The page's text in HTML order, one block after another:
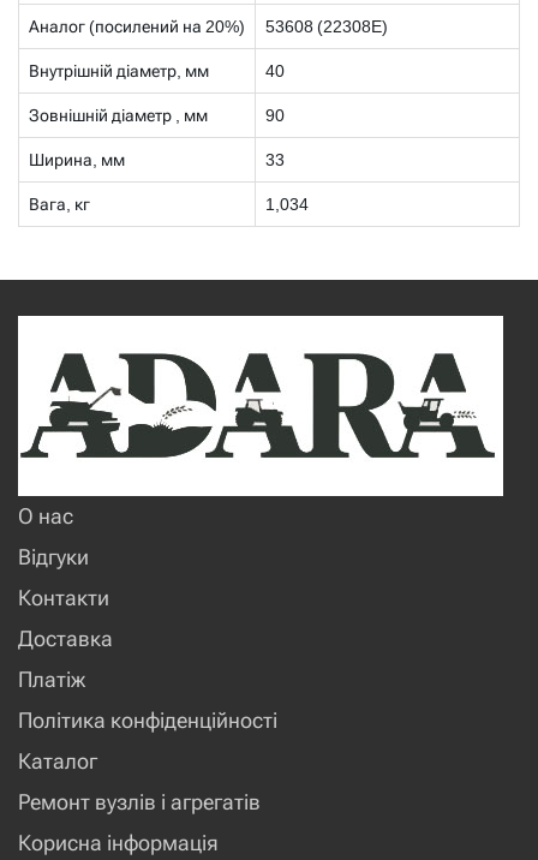
Аналог (посилений на 20%) 53608 (22308E)
Внутрішній діаметр, мм 40
Зовнішній діаметр , мм 90
Ширина, мм 33
Вага, кг 1,034
О нас
Відгуки
Контакти
Доставка
Платіж
Політика конфіденційності
Каталог
Ремонт вузлів і агрегатів
Корисна інформація